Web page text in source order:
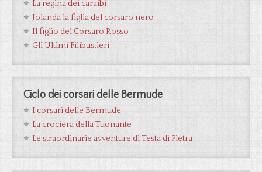
La regina dei caraibi
Jolanda la figlia del corsaro nero
Il figlio del Corsaro Rosso
Gli Ultimi Filibustieri
Ciclo dei corsari delle Bermude
I corsari delle Bermude
La crociera della Tuonante
Le straordinarie avventure di Testa di Pietra